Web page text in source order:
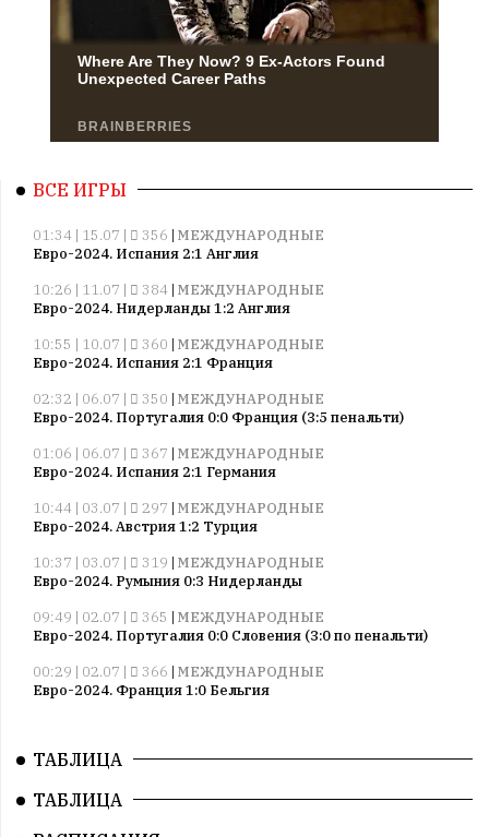
ВСЕ ИГРЫ
01:34 | 15.07 | 356 | МЕЖДУНАРОДНЫЕ
Евро-2024. Испания 2:1 Англия
10:26 | 11.07 |
384 | МЕЖДУНАРОДНЫЕ
Евро-2024. Нидерланды 1:2 Англия
10:55 | 10.07 |
360 | МЕЖДУНАРОДНЫЕ
Евро-2024. Испания 2:1 Франция
02:32 | 06.07 |
350 | МЕЖДУНАРОДНЫЕ
Евро-2024. Португалия 0:0 Франция (3:5 пенальти)
01:06 | 06.07 |
367 | МЕЖДУНАРОДНЫЕ
Евро-2024. Испания 2:1 Германия
10:44 | 03.07 |
297 | МЕЖДУНАРОДНЫЕ
Евро-2024. Австрия 1:2 Турция
10:37 | 03.07 |
319 | МЕЖДУНАРОДНЫЕ
Евро-2024. Румыния 0:3 Нидерланды
09:49 | 02.07 |
365 | МЕЖДУНАРОДНЫЕ
Евро-2024. Португалия 0:0 Словения (3:0 по пенальти)
00:29 | 02.07 |
366 | МЕЖДУНАРОДНЫЕ
Евро-2024. Франция 1:0 Бельгия
Евро-2024. Чехия 1:2 Турция
ТАБЛИЦА
ТАБЛИЦА